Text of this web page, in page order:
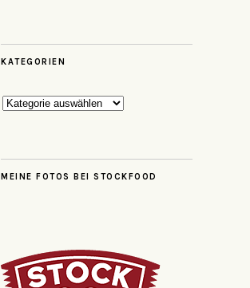
KATEGORIEN
Kategorien
MEINE FOTOS BEI STOCKFOOD